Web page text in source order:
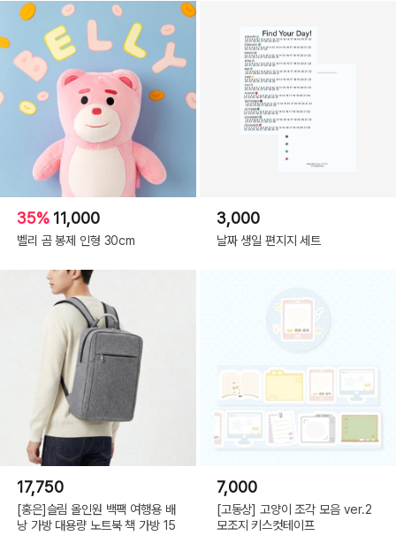
35% 11,000
벨리 곰 봉제 인형 30cm
3,000
날짜 생일 편지지 세트
17,750
[홍은]슬림 올인원 백팩 여행용 배
낭 가방 대용량 노트북 책 가방 15
7,000
[고동상] 고양이 조각 모음 ver.2
모조지 키스컷테이프